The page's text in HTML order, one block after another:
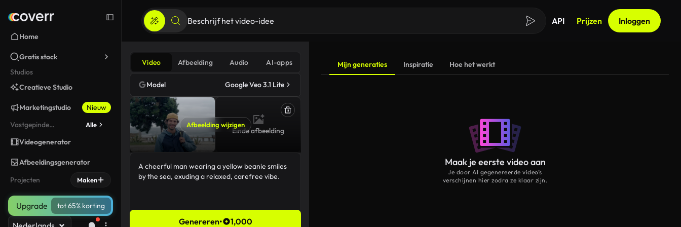
Home
Gratis stock
Studios
Creatieve Studio
Marketingstudio
Nieuw
Vastgepinde
Alle
Videogenerator
Afbeeldingsgenerator
Projecten
Maken
Upgrade tot 65% korting
API Prijzen Inloggen
Video Afbeelding Audio AI-apps
Model Google Veo 3.1 Lite
Afbeelding wijzigen
Einde afbeelding
Genereren• 1,000
Mijn generaties Inspiratie Hoe het werkt
Maak je eerste video aan
Je door AI gegenereerde video’s
verschijnen hier zodra ze klaar zijn.